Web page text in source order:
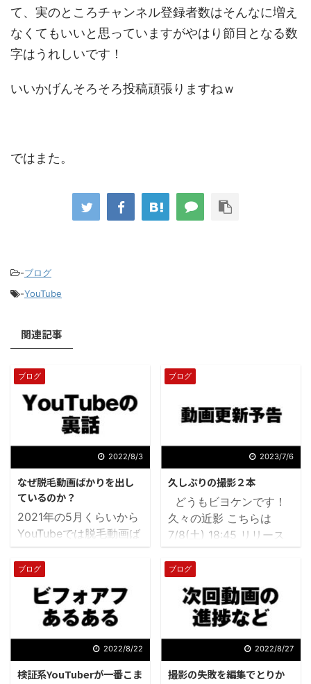
て、実のところチャンネル登録者数はそんなに増え
なくてもいいと思っていますがやはり節目となる数
字はうれしいです！
いいかげんそろそろ投稿頑張りますねｗ
ではまた。
-ブログ
-YouTube
関連記事
ブログ
2022/8/3
なぜ脱毛動画ばかりを出し
ているのか？
2021年の5月くらいから
YouTubeでは脱毛動画ば
かり出すようになりまし
た。 今日の話というのは
どちらかというと
YouTubeの投稿者向けの
話です。 でも知っておく
こんな苦労あるんだ」 と
腑に落ちる学び？がある
ブログ
2023/7/6
久しぶりの撮影２本
どうもビヨケンです！
久々の近影 こちらは
7/8(土) 18:45 リリース
予定の脱毛動画の様子。
久々に撮影したら嚙みま
くりでした。 こちら
はその次の週の7/12(水)
18:45リリース予定の
しそうです 1本目より
は緊張も緩んだかな？ 頑
ブログ
2022/8/22
検証系YouTuberが一番こま
ブログ
2022/8/27
撮影の失敗を編集でとりか